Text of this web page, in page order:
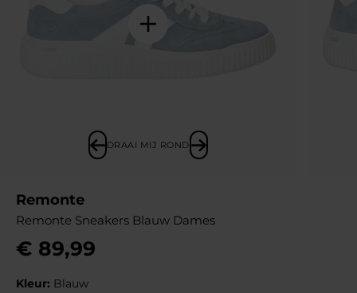
DRAAI MIJ ROND
Remonte
Remonte Sneakers Blauw Dames
€ 89,99
Kleur: Blauw